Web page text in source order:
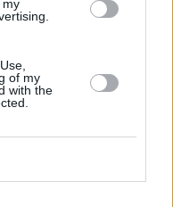
my
of my
with the